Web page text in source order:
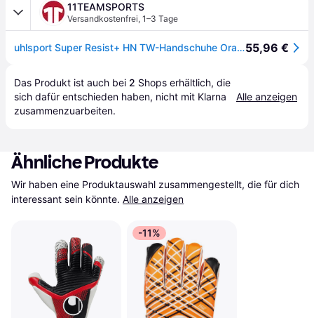
11TEAMSPORTS
Versandkostenfrei, 1–3 Tage
uhlsport Super Resist+ HN TW-Handschuhe Orange Schwarz F0155,96 €
Das Produkt ist auch bei 2 Shops erhältlich, die
sich dafür entschieden haben, nicht mit Klarna
zusammenzuarbeiten.
Alle anzeigen
Ähnliche Produkte
Wir haben eine Produktauswahl zusammengestellt, die für dich
interessant sein könnte. Alle anzeigen
-11%